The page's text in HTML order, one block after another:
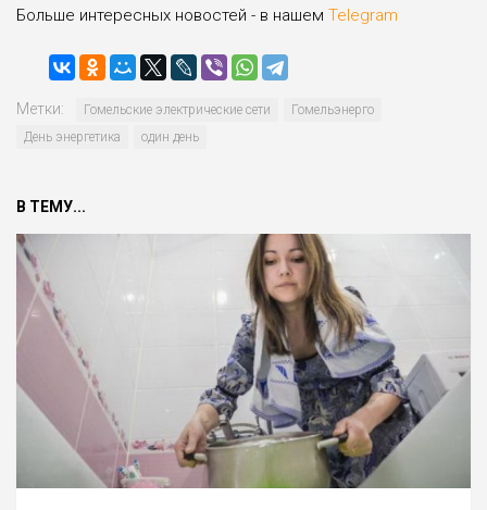
Больше интересных новостей - в нашем Telegram
Метки: Гомельские электрические сети
Гомельэнерго
День энергетика
один день
В ТЕМУ...